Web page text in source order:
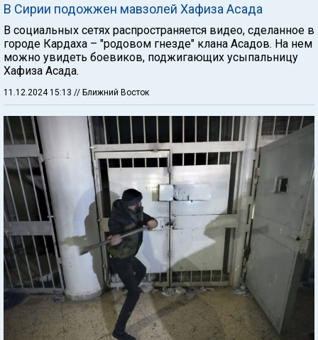
В Сирии подожжен мавзолей Хафиза Асада
В социальных сетях распространяется видео, сделанное в
городе Кардаха – "родовом гнезде" клана Асадов. На нем
можно увидеть боевиков, поджигающих усыпальницу
Хафиза Асада.
11.12.2024 15:13 // Ближний Восток